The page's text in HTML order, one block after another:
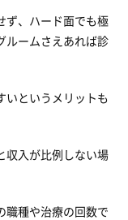
ず、ハード面でも極
ルームさえあれば診
いというメリットも
収入が比例しない場
職種や治療の回数で